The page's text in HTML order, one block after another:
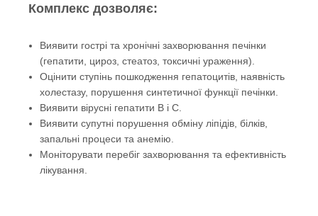
Комплекс дозволяє:
Виявити гострі та хронічні захворювання печінки
(гепатити, цироз, стеатоз, токсичні ураження).
Оцінити ступінь пошкодження гепатоцитів, наявність
холестазу, порушення синтетичної функції печінки.
Виявити вірусні гепатити B і C.
Виявити супутні порушення обміну ліпідів, білків,
запальні процеси та анемію.
Моніторувати перебіг захворювання та ефективність
лікування.